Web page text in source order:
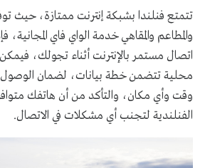
تتمتع فنلندا بشبكة إنترنت ممتازة، حيث
والمطاعم والمقاهي خدمة الواي فاي المجانية،
محلية تتضمن خطة بيانات، لضمان الوصول
وقت وأي مكان، والتأكد من أن هاتفك
الفنلندية لتجنب أي مشكلات في الاتصال.